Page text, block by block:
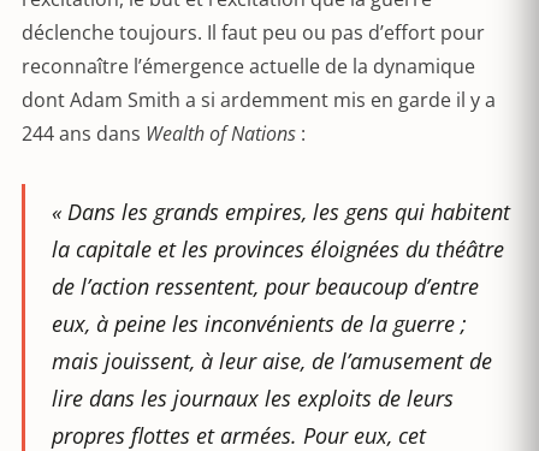
déclenche toujours. Il faut peu ou pas d’effort pour
reconnaître l’émergence actuelle de la dynamique
dont Adam Smith a si ardemment mis en garde il y a
244 ans dans Wealth of Nations :
« Dans les grands empires, les gens qui habitent
la capitale et les provinces éloignées du théâtre
de l’action ressentent, pour beaucoup d’entre
eux, à peine les inconvénients de la guerre ;
mais jouissent, à leur aise, de l’amusement de
lire dans les journaux les exploits de leurs
propres flottes et armées. Pour eux, cet